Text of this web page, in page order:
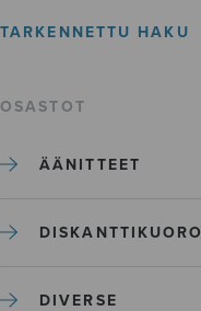
TARKENNETTU HAKU
OSASTOT
ÄÄNITTEET
DISKANTTIKUORO
DIVERSE